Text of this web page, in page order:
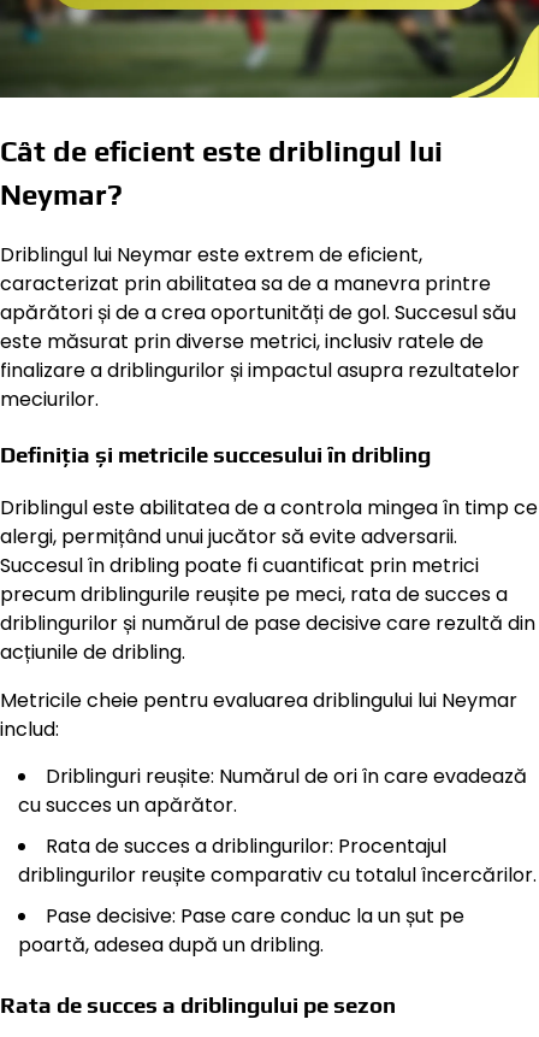
Cât de eficient este driblingul lui
Neymar?
Driblingul lui Neymar este extrem de eficient,
caracterizat prin abilitatea sa de a manevra printre
apărători și de a crea oportunități de gol. Succesul său
este măsurat prin diverse metrici, inclusiv ratele de
finalizare a driblingurilor și impactul asupra rezultatelor
meciurilor.
Definiția și metricile succesului în dribling
Driblingul este abilitatea de a controla mingea în timp ce
alergi, permițând unui jucător să evite adversarii.
Succesul în dribling poate fi cuantificat prin metrici
precum driblingurile reușite pe meci, rata de succes a
driblingurilor și numărul de pase decisive care rezultă din
acțiunile de dribling.
Metricile cheie pentru evaluarea driblingului lui Neymar
includ:
Driblinguri reușite: Numărul de ori în care evadează
cu succes un apărător.
Rata de succes a driblingurilor: Procentajul
driblingurilor reușite comparativ cu totalul încercărilor.
Pase decisive: Pase care conduc la un șut pe
poartă, adesea după un dribling.
Rata de succes a driblingului pe sezon